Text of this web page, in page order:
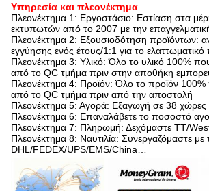
Υπηρεσία και πλεονέκτημα
Πλεονέκτημα 1: Εργοστάσιο: Εστίαση στα
εκτυπωτών από το 2007 με την
Πλεονέκτημα 2: Εξουσιοδότηση προϊόντων:
εγγύησης ενός έτους/1:1 για το ελαττωματικό
Πλεονέκτημα 3: Υλικό: Όλο το υλικό 100% που
από το QC τμήμα πριν στην αποθήκη
Πλεονέκτημα 4: Προϊόν: Όλο το προϊόν 100%
από το QC τμήμα πριν από την αποστολή
Πλεονέκτημα 5: Αγορά: Εξαγωγή σε 38 χώρες
Πλεονέκτημα 6: Επαναλάβετε το ποσοστό
Πλεονέκτημα 7: Πληρωμή: Δεχόμαστε TT/
Πλεονέκτημα 8: Ναυτιλία: Συνεργαζόμαστε
DHL/FEDEX/UPS/EMS/China…